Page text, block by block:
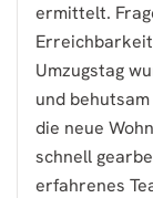
ermittelt.
Umzugstag
und
die neue
schnell
erfahrenes